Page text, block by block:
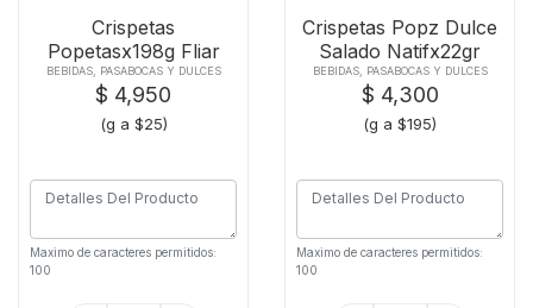
Crispetas
Popetasx198g Fliar
Caram
BEBIDAS, PASABOCAS Y DULCES
$ 4,950
(g a $25)
Maximo de caracteres permitidos:
100
Crispetas Popz Dulce
Salado Natifx22gr
BEBIDAS, PASABOCAS Y DULCES
$ 4,300
(g a $195)
Maximo de caracteres permitidos:
100